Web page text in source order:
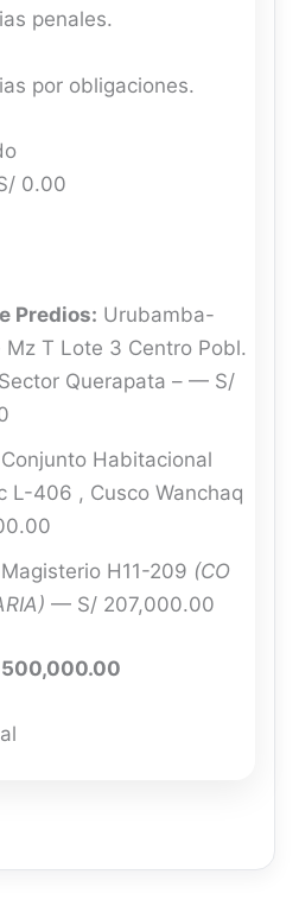
penales.
por obligaciones.
0.00
Predios: Urubamba-
Mz T Lote 3 Centro Pobl.
Querapata – — S/
Conjunto Habitacional
L-406 , Cusco Wanchaq
Magisterio H11-209 (CO
— S/ 207,000.00